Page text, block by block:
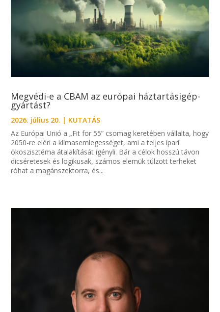
Megvédi-e a CBAM az európai háztartásigép-
gyártást?
2026. július 20. | KUTATÁS
Az Európai Unió a „Fit for 55” csomag keretében vállalta, hogy
2050-re eléri a klímasemlegességet, ami a teljes ipari
ökoszisztéma átalakítását igényli. Bár a célok hosszú távon
dicséretesek és logikusak, számos elemük túlzott terheket
róhat a magánszektorra, és...